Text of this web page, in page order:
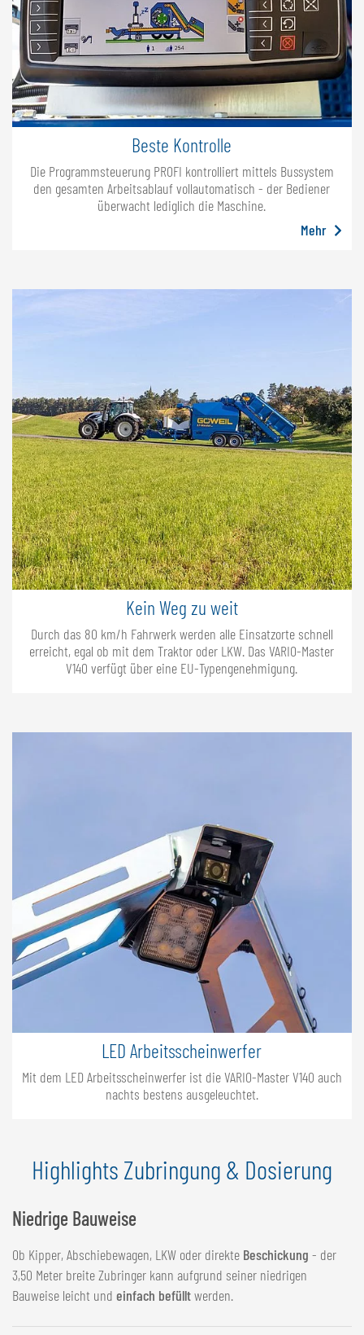
Beste Kontrolle
Die Programmsteuerung PROFI kontrolliert mittels Bussystem
den gesamten Arbeitsablauf vollautomatisch - der Bediener
überwacht lediglich die Maschine.
Mehr
Kein Weg zu weit
Durch das 80 km/h Fahrwerk werden alle Einsatzorte schnell
erreicht, egal ob mit dem Traktor oder LKW. Das VARIO-Master
V140 verfügt über eine EU-Typengenehmigung.
LED Arbeitsscheinwerfer
Mit dem LED Arbeitsscheinwerfer ist die VARIO-Master V140 auch
nachts bestens ausgeleuchtet.
Highlights Zubringung & Dosierung
Niedrige Bauweise
Ob Kipper, Abschiebewagen, LKW oder direkte Beschickung - der
3,50 Meter breite Zubringer kann aufgrund seiner niedrigen
Bauweise leicht und einfach befülltwerden.